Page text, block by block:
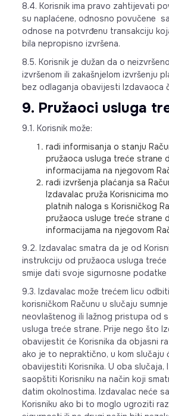
8.4. Korisnik ima pravo zahtijevati
su naplaćene, odnosno povučene
odnose na potvrđenu transakciju
bila nepropisno izvršena.
8.5. Korisnik je dužan da o
izvršenom ili zakašnjelom izvršenju
bez odlaganja obavijesti Izdavaoca
9. Pružaoci usluga
9.1. Korisnik može:
radi informisanja o stanju
pružaoca usluga treće strane
informacijama na njegovom
radi izvršenja plaćanja sa
Izdavalac pruža Korisnicima
platnih naloga s Korisničkog
pružaoca usluge treće strane
informacijama na njegovom
9.2. Izdavalac smatra da je od
instrukciju od pružaoca usluga treće
smije dati svoje sigurnosne
9.3. Izdavalac može trećem licu
korisničkom Računu u slučaju
neovlaštenog ili lažnog pristupa od
usluga treće strane. Prije nego što
obavijestit će Korisnika da objasni
ako je to nepraktično, u kom slučaju
obavijestiti Korisnika. U oba slučaja,
saopštiti Korisniku na način koji
datim okolnostima. Izdavalac neće
Korisniku ako bi to moglo ugroziti